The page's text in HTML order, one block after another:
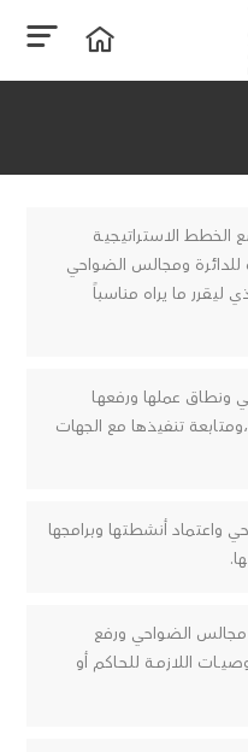
الاستراتيجيـة
للدائرة ومجالس الضواحي
ليقرر ما يراه مناسباً
ونطاق عملها ورفعهـا
تنفيذها مع الجهات
واعتماد أنشطتها وبرامجها
مجالس الضواحي ورفع
اللازمــة للحـاكم أو